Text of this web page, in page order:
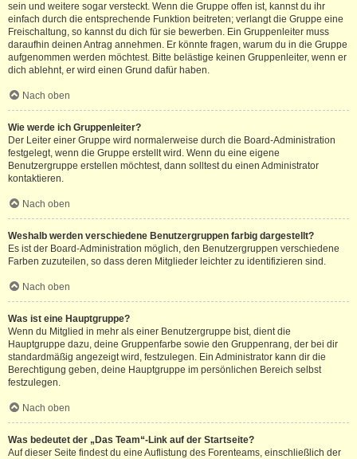
sein und weitere sogar versteckt. Wenn die Gruppe offen ist, kannst du ihr
einfach durch die entsprechende Funktion beitreten; verlangt die Gruppe eine
Freischaltung, so kannst du dich für sie bewerben. Ein Gruppenleiter muss
daraufhin deinen Antrag annehmen. Er könnte fragen, warum du in die Gruppe
aufgenommen werden möchtest. Bitte belästige keinen Gruppenleiter, wenn er
dich ablehnt, er wird einen Grund dafür haben.
Nach oben
Wie werde ich Gruppenleiter?
Der Leiter einer Gruppe wird normalerweise durch die Board-Administration
festgelegt, wenn die Gruppe erstellt wird. Wenn du eine eigene
Benutzergruppe erstellen möchtest, dann solltest du einen Administrator
kontaktieren.
Nach oben
Weshalb werden verschiedene Benutzergruppen farbig dargestellt?
Es ist der Board-Administration möglich, den Benutzergruppen verschiedene
Farben zuzuteilen, so dass deren Mitglieder leichter zu identifizieren sind.
Nach oben
Was ist eine Hauptgruppe?
Wenn du Mitglied in mehr als einer Benutzergruppe bist, dient die
Hauptgruppe dazu, deine Gruppenfarbe sowie den Gruppenrang, der bei dir
standardmäßig angezeigt wird, festzulegen. Ein Administrator kann dir die
Berechtigung geben, deine Hauptgruppe im persönlichen Bereich selbst
festzulegen.
Nach oben
Was bedeutet der „Das Team“-Link auf der Startseite?
Auf dieser Seite findest du eine Auflistung des Forenteams, einschließlich der